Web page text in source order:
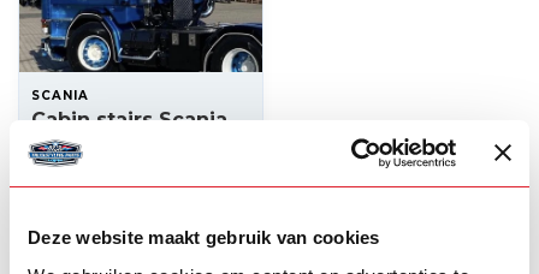
Deze website maakt gebruik van cookies
SCANIA
Cabin stairs Scania
2/3-serie (Steel)